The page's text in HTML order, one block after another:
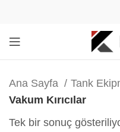
Ana Sayfa
Tank
Vakum Kırıcılar
Tek bir sonuç